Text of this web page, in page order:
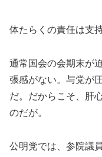
体たらくの責任は支
通常国会の会期末が
張感がない。与党が
だ。だからこそ、肝
のだが。
公明党では、参院議